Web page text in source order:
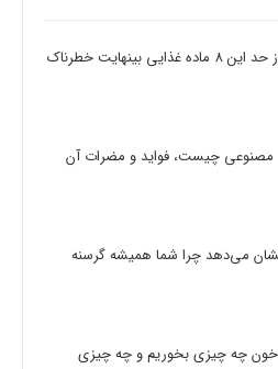
مصرف بیش از حد این 8 ماده غذایی بینهایت خطرناک
مصنوعی چیست، فواید و مضرات آن
نشان می‌دهد چرا شما همیشه گرسنه
خون چه چیزی بخوریم و چه چیزی